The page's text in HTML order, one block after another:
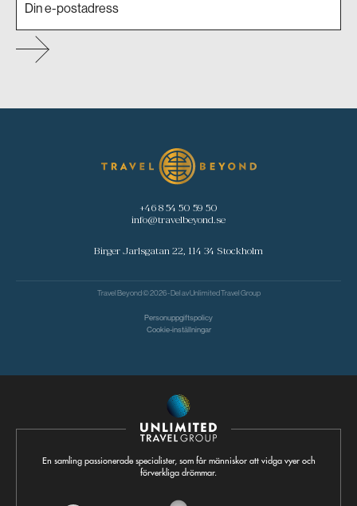
+46 8 54 50 59 50
info@travelbeyond.se
Birger Jarlsgatan 22, 114 34 Stockholm
Travel Beyond © 2026 - Del avUnlimited Travel Group
Personuppgiftspolicy
Cookie-inställningar
En samling passionerade specialister, som får människor att vidga vyer och
förverkliga drömmar.